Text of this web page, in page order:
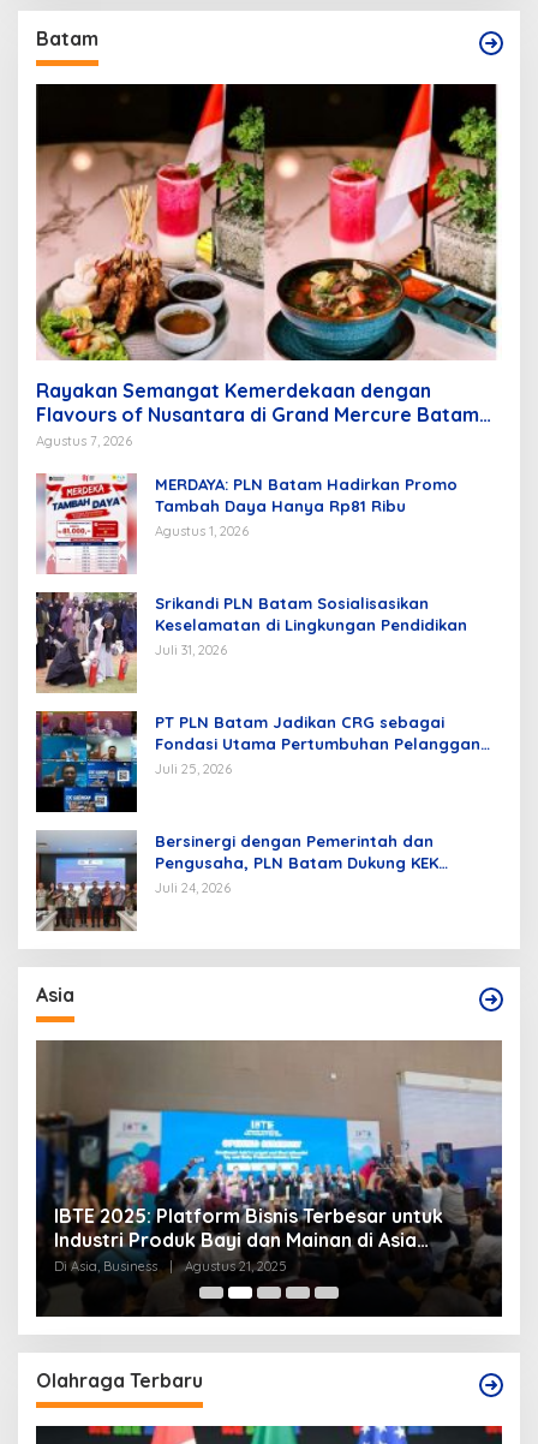
Batam
Rayakan Semangat Kemerdekaan dengan
Flavours of Nusantara di Grand Mercure Batam
Centre
Agustus 7, 2026
MERDAYA: PLN Batam Hadirkan Promo
Tambah Daya Hanya Rp81 Ribu
Agustus 1, 2026
Srikandi PLN Batam Sosialisasikan
Keselamatan di Lingkungan Pendidikan
Juli 31, 2026
PT PLN Batam Jadikan CRG sebagai
Fondasi Utama Pertumbuhan Pelanggan
dan Pembangunan Infrastruktur
Juli 25, 2026
Bersinergi dengan Pemerintah dan
Pengusaha, PLN Batam Dukung KEK
Tanjung Sauh sebagai Hub Energi Baru
Juli 24, 2026
Asia
IBTE 2025: Platform Bisnis Terbesar untuk
Industri Produk Bayi dan Mainan di Asia
Tenggara
Di Asia, Business | Agustus 21, 2025
Olahraga Terbaru